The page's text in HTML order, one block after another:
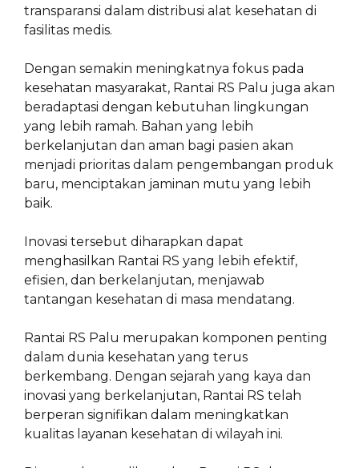
transparansi dalam distribusi alat kesehatan di
fasilitas medis.
Dengan semakin meningkatnya fokus pada
kesehatan masyarakat, Rantai RS Palu juga akan
beradaptasi dengan kebutuhan lingkungan
yang lebih ramah. Bahan yang lebih
berkelanjutan dan aman bagi pasien akan
menjadi prioritas dalam pengembangan produk
baru, menciptakan jaminan mutu yang lebih
baik.
Inovasi tersebut diharapkan dapat
menghasilkan Rantai RS yang lebih efektif,
efisien, dan berkelanjutan, menjawab
tantangan kesehatan di masa mendatang.
Rantai RS Palu merupakan komponen penting
dalam dunia kesehatan yang terus
berkembang. Dengan sejarah yang kaya dan
inovasi yang berkelanjutan, Rantai RS telah
berperan signifikan dalam meningkatkan
kualitas layanan kesehatan di wilayah ini.